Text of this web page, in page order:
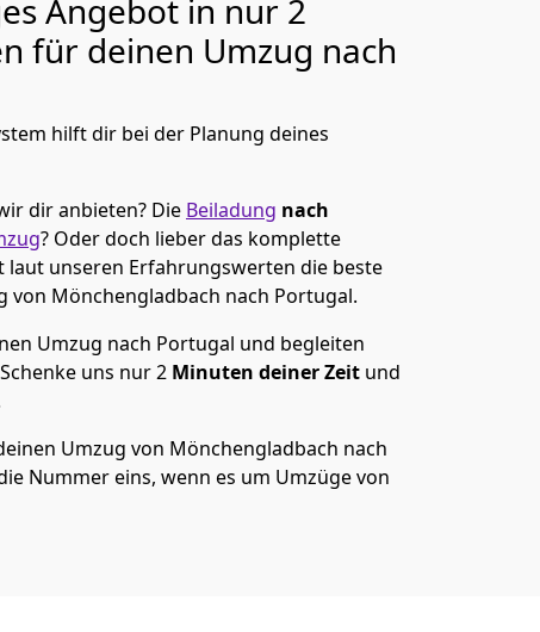
Angebot in nur 2
für deinen Umzug nach
hilft dir bei der Planung deines
dir anbieten? Die Beiladung nach
? Oder doch lieber das komplette
laut unseren Erfahrungswerten die beste
von Mönchen­gladbach nach Portugal.
Umzug nach Portugal und begleiten
uns nur2 Minuten deiner Zeit und
Umzug von Mönchen­gladbach nach
Nummer eins, wenn es um Umzüge von